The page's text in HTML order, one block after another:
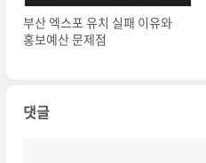
부산 엑스포 유치 실패 이유와
홍보예산 문제점
댓글